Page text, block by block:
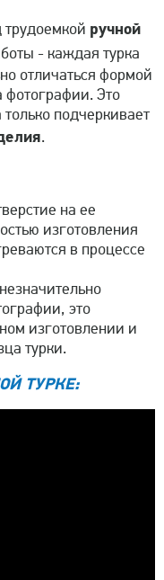
трудоемкой ручной
- каждая турка
отличаться формой
фотографии. Это
подчеркивает
.
на ее
изготовления
в процессе
это
изготовлении и
турки.
ТУРКЕ: